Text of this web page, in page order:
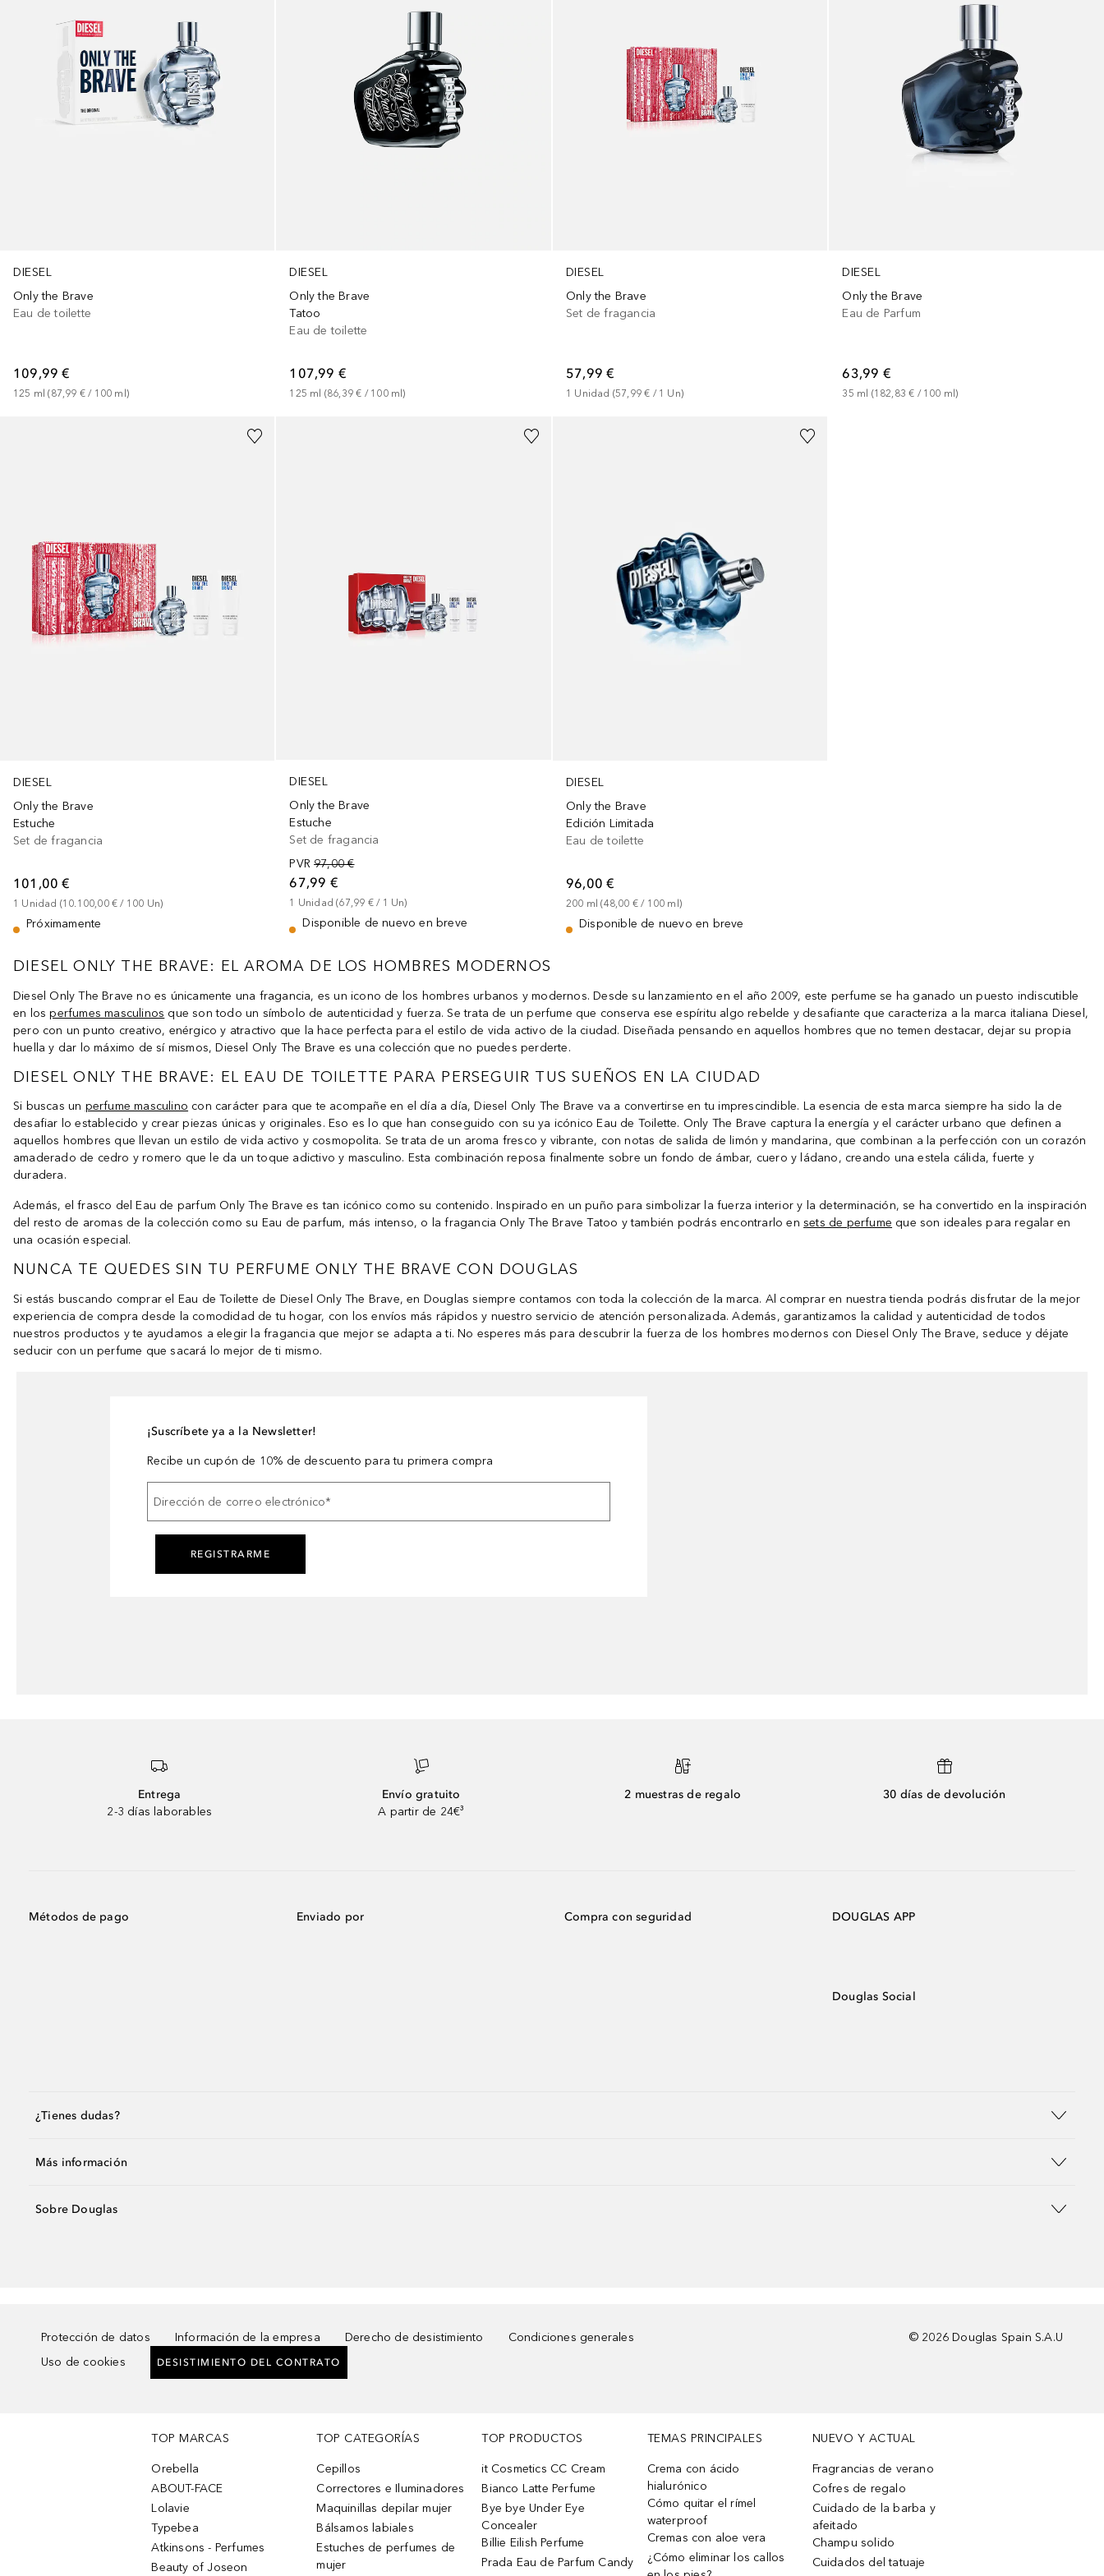
DIESEL
Only the Brave
Eau de toilette
109,99 €
125 ml (87,99 € / 100 ml)
DIESEL
Only the Brave
Tatoo
Eau de toilette
107,99 €
125 ml (86,39 € / 100 ml)
DIESEL
Only the Brave
Set de fragancia
57,99 €
1 Unidad (57,99 € / 1 Un)
DIESEL
Only the Brave
Eau de Parfum
63,99 €
35 ml (182,83 € / 100 ml)
DIESEL
Only the Brave
Estuche
Set de fragancia
101,00 €
1 Unidad (10.100,00 € / 100 Un)
Próximamente
DIESEL
Only the Brave
Estuche
Set de fragancia
PVR 97,00 €
67,99 €
1 Unidad (67,99 € / 1 Un)
Disponible de nuevo en breve
DIESEL
Only the Brave
Edición Limitada
Eau de toilette
96,00 €
200 ml (48,00 € / 100 ml)
Disponible de nuevo en breve
DIESEL ONLY THE BRAVE: EL AROMA DE LOS HOMBRES MODERNOS
Diesel Only The Brave no es únicamente una fragancia, es un icono de los hombres urbanos y modernos. Desde su lanzamiento en el año 2009, este perfume se ha ganado un puesto indiscutible
en losperfumes masculinos que son todo un símbolo de autenticidad y fuerza. Se trata de un perfume que conserva ese espíritu algo rebelde y desafiante que caracteriza a la marca italiana Diesel,
pero con un punto creativo, enérgico y atractivo que la hace perfecta para el estilo de vida activo de la ciudad. Diseñada pensando en aquellos hombres que no temen destacar, dejar su propia
huella y dar lo máximo de sí mismos, Diesel Only The Brave es una colección que no puedes perderte.
DIESEL ONLY THE BRAVE: EL EAU DE TOILETTE PARA PERSEGUIR TUS SUEÑOS EN LA CIUDAD
Si buscas un perfume masculino con carácter para que te acompañe en el día a día, Diesel Only The Brave va a convertirse en tu imprescindible. La esencia de esta marca siempre ha sido la de
desafiar lo establecido y crear piezas únicas y originales. Eso es lo que han conseguido con su ya icónico Eau de Toilette. Only The Brave captura la energía y el carácter urbano que definen a
aquellos hombres que llevan un estilo de vida activo y cosmopolita. Se trata de un aroma fresco y vibrante, con notas de salida de limón y mandarina, que combinan a la perfección con un corazón
amaderado de cedro y romero que le da un toque adictivo y masculino. Esta combinación reposa finalmente sobre un fondo de ámbar, cuero y ládano, creando una estela cálida, fuerte y
duradera.
Además, el frasco del Eau de parfum Only The Brave es tan icónico como su contenido. Inspirado en un puño para simbolizar la fuerza interior y la determinación, se ha convertido en la inspiración
del resto de aromas de la colección como su Eau de parfum, más intenso, o la fragancia Only The Brave Tatoo y también podrás encontrarlo ensets de perfume que son ideales para regalar en
una ocasión especial.
NUNCA TE QUEDES SIN TU PERFUME ONLY THE BRAVE CON DOUGLAS
Si estás buscando comprar el Eau de Toilette de Diesel Only The Brave, en Douglas siempre contamos con toda la colección de la marca. Al comprar en nuestra tienda podrás disfrutar de la mejor
experiencia de compra desde la comodidad de tu hogar, con los envíos más rápidos y nuestro servicio de atención personalizada. Además, garantizamos la calidad y autenticidad de todos
nuestros productos y te ayudamos a elegir la fragancia que mejor se adapta a ti. No esperes más para descubrir la fuerza de los hombres modernos con Diesel Only The Brave, seduce y déjate
seducir con un perfume que sacará lo mejor de ti mismo.
¡Suscríbete ya a la Newsletter!
Recibe un cupón de 10% de descuento para tu primera compra
Dirección de correo electrónico*
REGISTRARME
Entrega
2-3 días laborables
Envío gratuito
A partir de 24€³
2 muestras de regalo 30 días de devolución
Métodos de pago Enviado por Compra con seguridad DOUGLAS APP
Douglas Social
¿Tienes dudas?
Más información
Sobre Douglas
Protección de datos Información de la empresa Derecho de desistimiento
Condiciones generales
Uso de cookies
DESISTIMIENTO DEL CONTRATO
© 2026 Douglas Spain S.A.U
TOP MARCAS
Orebella
ABOUT-FACE
Lolavie
Typebea
Atkinsons - Perfumes
Beauty of Joseon
TOP CATEGORÍAS
Cepillos
Correctores e Iluminadores
Maquinillas depilar mujer
Bálsamos labiales
Estuches de perfumes de
mujer
TOP PRODUCTOS
it Cosmetics CC Cream
Bianco Latte Perfume
Bye bye Under Eye
Concealer
Billie Eilish Perfume
Prada Eau de Parfum Candy
TEMAS PRINCIPALES
Crema con ácido
hialurónico
Cómo quitar el rímel
waterproof
Cremas con aloe vera
¿Cómo eliminar los callos
NUEVO Y ACTUAL
Fragrancias de verano
Cofres de regalo
Cuidado de la barba y
afeitado
Champu solido
Cuidados del tatuaje